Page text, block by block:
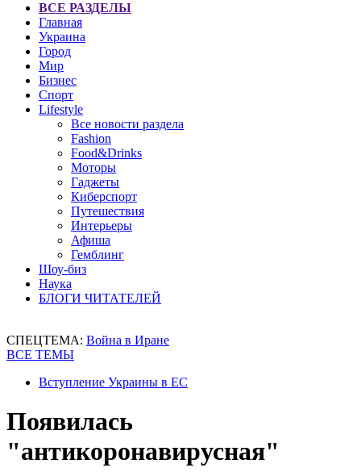
ВСЕ РАЗДЕЛЫ
Главная
Украина
Город
Мир
Бизнес
Спорт
Lifestyle
Все новости раздела
Fashion
Food&Drinks
Моторы
Гаджеты
Киберспорт
Путешествия
Интерьеры
Афиша
Гемблинг
Шоу-биз
Наука
БЛОГИ ЧИТАТЕЛЕЙ
СПЕЦТЕМА: Война в Иране
ВСЕ ТЕМЫ
Вступление Украины в ЕС
Появилась
"антикоронавирусная"